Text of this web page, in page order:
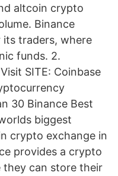
altcoin crypto
Binance
traders, where
funds. 2.
SITE: Coinbase
30 Binance Best
biggest
crypto exchange in
provides a crypto
can store their